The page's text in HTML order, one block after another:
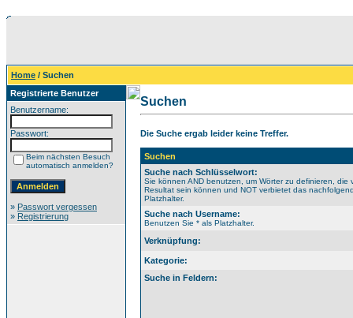
Home / Suchen
Registrierte Benutzer
Benutzername:
Passwort:
Beim nächsten Besuch
automatisch anmelden?
» Passwort vergessen
» Registrierung
Suchen
Die Suche ergab leider keine Treffer.
Suchen
Suche nach Schlüsselwort:
Sie können AND benutzen, um Wörter zu definieren, die
Resultat sein können und NOT verbietet das
Platzhalter.
Suche nach Username:
Benutzen Sie * als Platzhalter.
Verknüpfung:
Kategorie:
Suche in Feldern: